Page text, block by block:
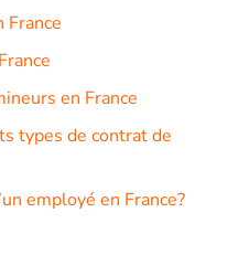
France
en France
types de contrat de
employé en France?